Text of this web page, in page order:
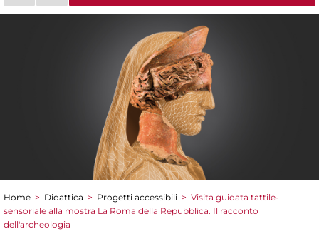
Tu sei qui
Home > Didattica > Progetti accessibili > Visita guidata tattile-
sensoriale alla mostra La Roma della Repubblica. Il racconto
dell'archeologia